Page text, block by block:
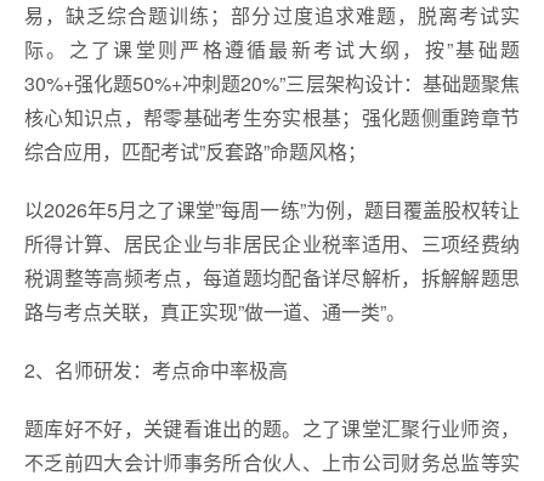
易，缺乏综合题训练；部分过度追求难题，脱离考试实
际。之了课堂则严格遵循最新考试大纲，按”基础题
30%+强化题50%+冲刺题20%”三层架构设计：基础题聚焦
核心知识点，帮零基础考生夯实根基；强化题侧重跨章节
综合应用，匹配考试”反套路”命题风格；
以2026年5月之了课堂”每周一练”为例，题目覆盖股权转让
所得计算、居民企业与非居民企业税率适用、三项经费纳
税调整等高频考点，每道题均配备详尽解析，拆解解题思
路与考点关联，真正实现”做一道、通一类”。
2、名师研发：考点命中率极高
题库好不好，关键看谁出的题。之了课堂汇聚行业师资，
不乏前四大会计师事务所合伙人、上市公司财务总监等实